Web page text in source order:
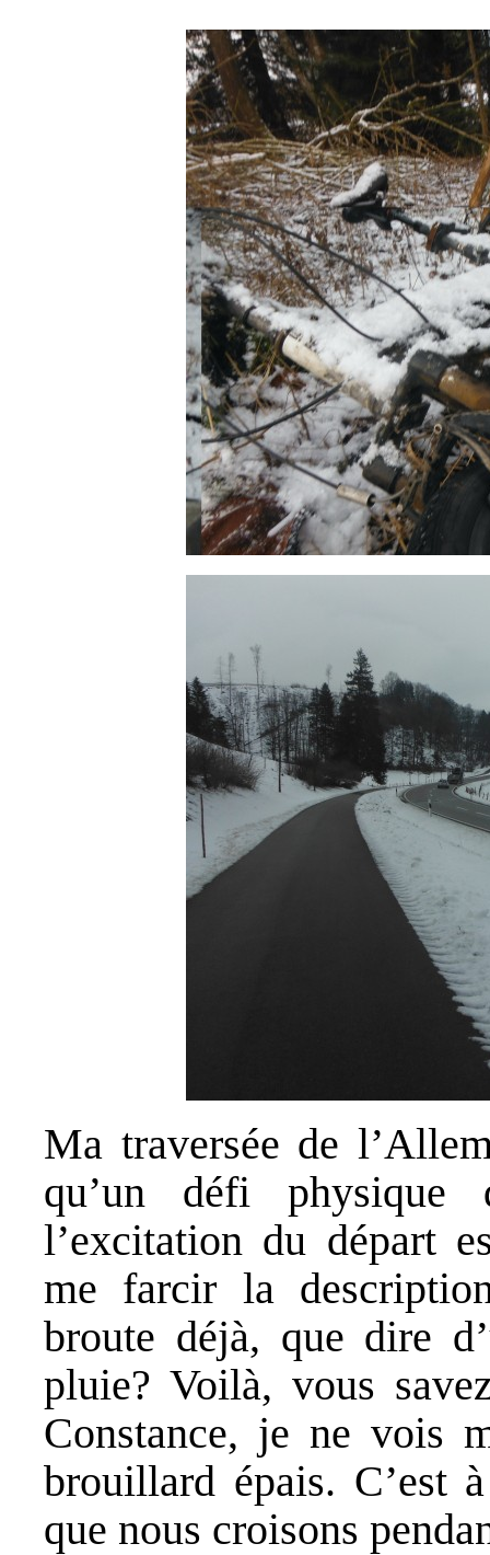
Ma traversée de
qu’un défi
l’excitation du départ
me farcir la
broute déjà, que dire
pluie? Voilà, vous
Constance, je ne vois
brouillard épais. C’est
que nous croisons